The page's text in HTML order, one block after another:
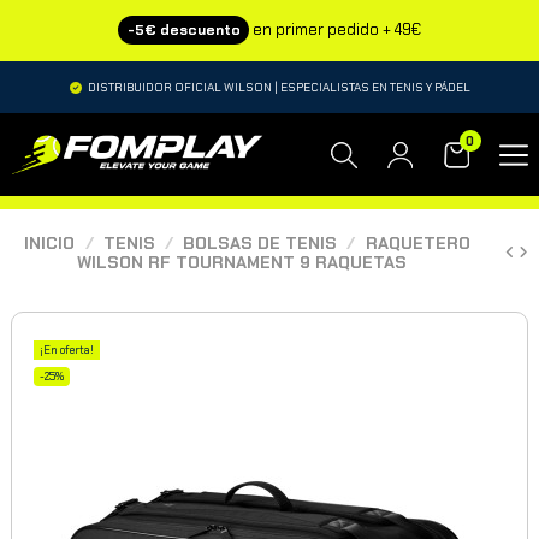
-5€ descuento en primer pedido + 49€
DISTRIBUIDOR OFICIAL WILSON | ESPECIALISTAS EN TENIS Y PÁDEL
0
INICIO TENIS BOLSAS DE TENIS
RAQUETERO
WILSON RF TOURNAMENT 9 RAQUETAS
¡En oferta!
-25%